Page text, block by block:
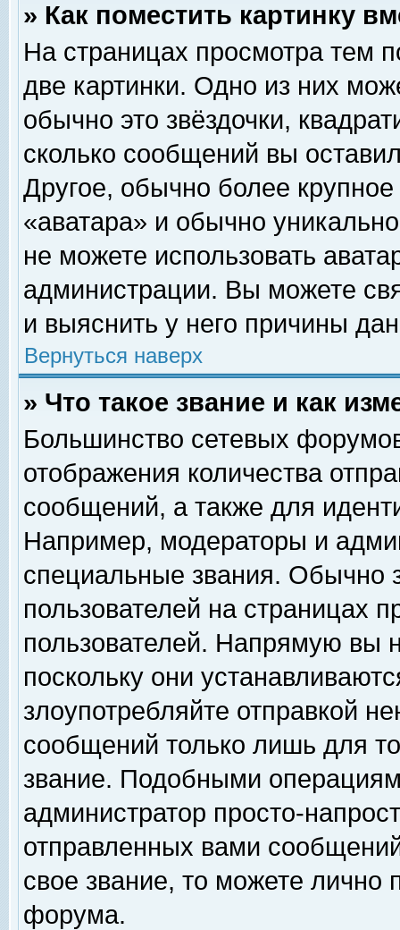
» Как поместить картинку
На страницах просмотра тем
две картинки. Одно из них
обычно это звёздочки,
сколько сообщений вы
Другое, обычно более
«аватара» и обычно
не можете использовать
администрации. Вы можете
и выяснить у него причины
Вернуться наверх
» Что такое звание и как
Большинство сетевых
отображения количества
сообщений, а также для
Например, модераторы и
специальные звания. Обычно
пользователей на страницах
пользователей. Напрямую вы
поскольку они
злоупотребляйте отправкой
сообщений только лишь для
звание. Подобными
администратор просто-
отправленных вами
свое звание, то можете лично
форума.